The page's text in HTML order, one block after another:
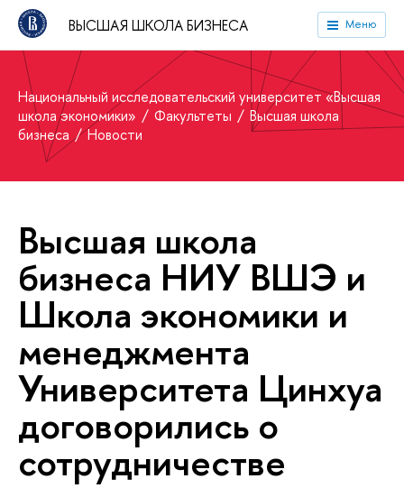
ВЫСШАЯ ШКОЛА БИЗНЕСА Меню
Национальный исследовательский университет «Высшая
школа экономики»
Факультеты
Высшая школа
бизнеса
Новости
Высшая школа
бизнеса НИУ ВШЭ и
Школа экономики и
менеджмента
Университета Цинхуа
договорились о
сотрудничестве